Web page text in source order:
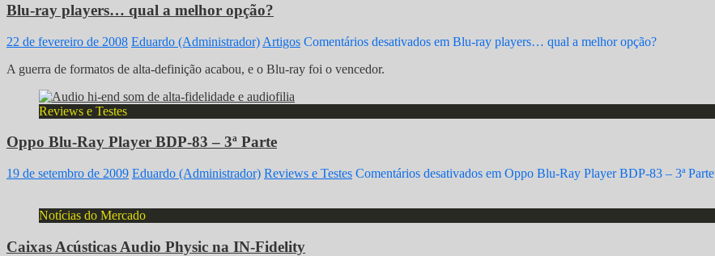
Blu-ray players… qual a melhor opção?
22 de fevereiro de 2008 Eduardo (Administrador) Artigos Comentários desativados em Blu-ray players… qual a melhor opção?
A guerra de formatos de alta-definição acabou, e o Blu-ray foi o vencedor.
Reviews e Testes
Oppo Blu-Ray Player BDP-83 – 3ª Parte
19 de setembro de 2009 Eduardo (Administrador) Reviews e Testes Comentários desativados em Oppo Blu-Ray Player BDP-83 – 3ª Parte
Notícias do Mercado
Caixas Acústicas Audio Physic na IN-Fidelity